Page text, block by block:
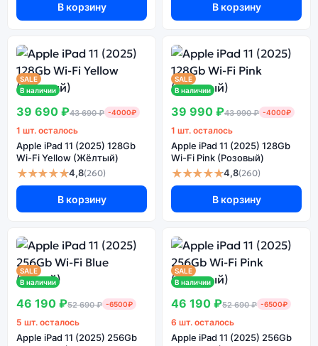
В корзину В корзину
SALE
В наличии
39 690 ₽43 690 ₽ -4000₽
1 шт. осталось
Apple iPad 11 (2025) 128Gb
Wi-Fi Yellow (Жёлтый)
★★★★★4,8(260)
В корзину
SALE
В наличии
39 990 ₽43 990 ₽ -4000₽
1 шт. осталось
Apple iPad 11 (2025) 128Gb
Wi-Fi Pink (Розовый)
★★★★★4,8(260)
В корзину
SALE
В наличии
46 190 ₽52 690 ₽ -6500₽
5 шт. осталось
Apple iPad 11 (2025) 256Gb
SALE
В наличии
46 190 ₽52 690 ₽ -6500₽
6 шт. осталось
Apple iPad 11 (2025) 256Gb